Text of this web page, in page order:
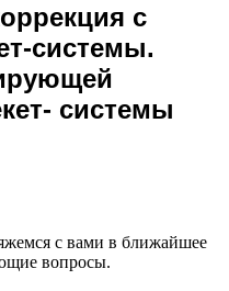
с
системы.
системы
с вами в ближайшее
вопросы.